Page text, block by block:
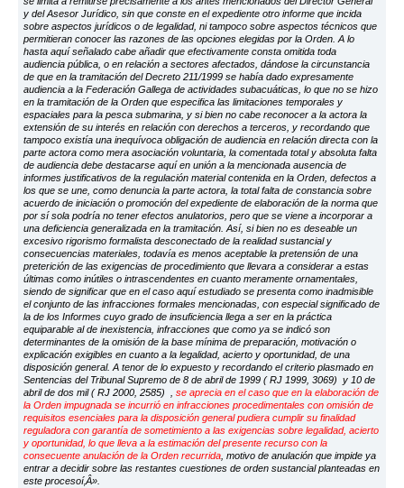
y del Asesor Jurídico, sin que conste en el expediente otro informe que incida
sobre aspectos jurídicos o de legalidad, ni tampoco sobre aspectos técnicos que
permitieran conocer las razones de las opciones elegidas por la Orden. A lo
hasta aquí señalado cabe añadir que efectivamente consta omitida toda
audiencia pública, o en relación a sectores afectados, dándose la circunstancia
de que en la tramitación del Decreto 211/1999 se había dado expresamente
audiencia a la Federación Gallega de actividades subacuáticas, lo que no se hizo
en la tramitación de la Orden que especifica las limitaciones temporales y
espaciales para la pesca submarina, y si bien no cabe reconocer a la actora la
extensión de su interés en relación con derechos a terceros, y recordando que
tampoco existía una inequívoca obligación de audiencia en relación directa con la
parte actora como mera asociación voluntaria, la comentada total y absoluta falta
de audiencia debe destacarse aquí en unión a la mencionada ausencia de
informes justificativos de la regulación material contenida en la Orden, defectos a
los que se une, como denuncia la parte actora, la total falta de constancia sobre
acuerdo de iniciación o promoción del expediente de elaboración de la norma que
por sí sola podría no tener efectos anulatorios, pero que se viene a incorporar a
una deficiencia generalizada en la tramitación. Así, si bien no es deseable un
excesivo rigorismo formalista desconectado de la realidad sustancial y
consecuencias materiales, todavía es menos aceptable la pretensión de una
preterición de las exigencias de procedimiento que llevara a considerar a estas
últimas como inútiles o intrascendentes en cuanto meramente ornamentales,
siendo de significar que en el caso aquí estudiado se presenta como inadmisible
el conjunto de las infracciones formales mencionadas, con especial significado de
la de los Informes cuyo grado de insuficiencia llega a ser en la práctica
equiparable al de inexistencia, infracciones que como ya se indicó son
determinantes de la omisión de la base mínima de preparación, motivación o
explicación exigibles en cuanto a la legalidad, acierto y oportunidad, de una
disposición general. A tenor de lo expuesto y recordando el criterio plasmado en
Sentencias del Tribunal Supremo de 8 de abril de 1999 ( RJ 1999, 3069) y 10 de
abril de dos mil ( RJ 2000, 2585) ,se aprecia en el caso que en la elaboración de
la Orden impugnada se incurrió en infracciones procedimentales con omisión de
requisitos esenciales para la disposición general pudiera cumplir su finalidad
reguladora con garantía de sometimiento a las exigencias sobre legalidad, acierto
y oportunidad, lo que lleva a la estimación del presente recurso con la
consecuente anulación de la Orden recurrida , motivo de anulación que impide ya
entrar a decidir sobre las restantes cuestiones de orden sustancial planteadas en
este procesoí‚Â».